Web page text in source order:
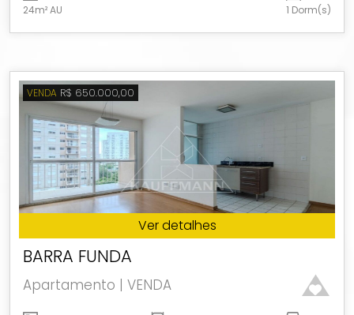
24m² AU 1 Dorm(s)
VENDA R$ 650.000,00
Ver detalhes
BARRA FUNDA
Apartamento | VENDA